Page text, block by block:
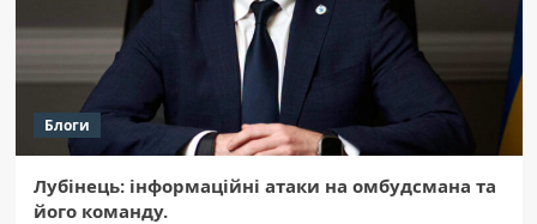
Блоги
Лубінець: інформаційні атаки на омбудсмана та
його команду.